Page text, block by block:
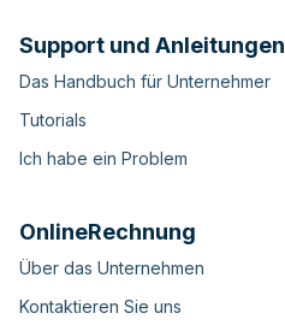
Support und Anleitungen
Das Handbuch für Unternehmer
Tutorials
Ich habe ein Problem
OnlineRechnung
Über das Unternehmen
Kontaktieren Sie uns